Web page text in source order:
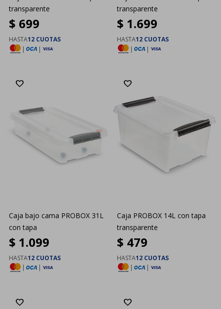
transparente
$ 699
HASTA12 CUOTAS
|
|
transparente
$ 1.699
HASTA12 CUOTAS
|
|
Caja bajo cama PROBOX 31L
con tapa
$ 1.099
HASTA12 CUOTAS
|
|
Caja PROBOX 14L con tapa
transparente
$ 479
HASTA12 CUOTAS
|
|